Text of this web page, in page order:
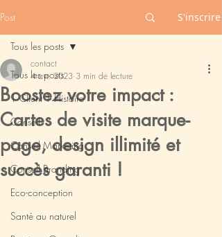
Post S'inscrire
Tous les posts
1 Client 1 Histoire
Conseil
Conseil Marketing
Conseil Branding
Eco-conception
Santé au naturel
Tous les posts
Boostez votre impact :
Cartes de visite marque-
page, design illimité et
succès garanti !
contact
4 avr. 2023 3 min de lecture